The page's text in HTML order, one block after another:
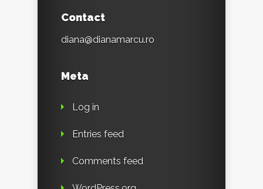
Contact
diana@dianamarcu.ro
Meta
Log in
Entries feed
Comments feed